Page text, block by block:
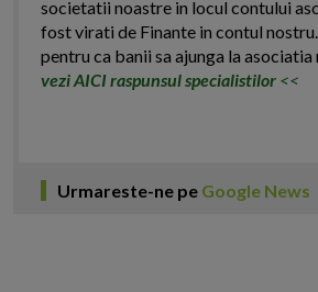
societatii noastre in locul contului
fost virati de Finante in contul
pentru ca banii sa ajunga la asociatia
vezi AICI raspunsul specialistilor <<
Urmareste-ne pe Google News